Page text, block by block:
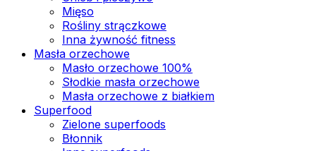
Mięso
Rośliny strączkowe
Inna żywność fitness
Masła orzechowe
Masło orzechowe 100%
Słodkie masła orzechowe
Masła orzechowe z białkiem
Superfood
Zielone superfoods
Błonnik